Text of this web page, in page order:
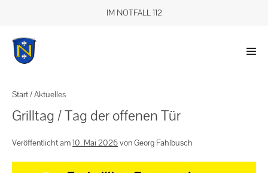
IM NOTFALL 112
Start/Aktuelles
Grilltag / Tag der offenen Tür
Veröffentlicht am10. Mai 2026vonGeorg Fahlbusch